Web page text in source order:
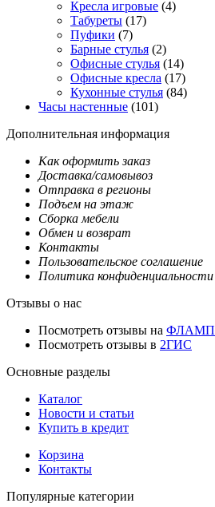
Кресла игровые (4)
Табуреты (17)
Пуфики (7)
Барные стулья (2)
Офисные стулья (14)
Офисные кресла (17)
Кухонные стулья (84)
Часы настенные (101)
Дополнительная информация
Как оформить заказ
Доставка/самовывоз
Отправка в регионы
Подъем на этаж
Сборка мебели
Обмен и возврат
Контакты
Пользовательское соглашение
Политика конфиденциальности
Отзывы о нас
Посмотреть отзывы на ФЛАМП
Посмотреть отзывы в 2ГИС
Основные разделы
Каталог
Новости и статьи
Купить в кредит
Корзина
Контакты
Популярные категории